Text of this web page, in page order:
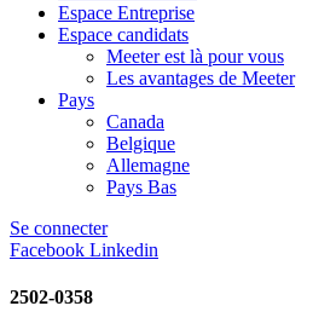
Espace Entreprise
Espace candidats
Meeter est là pour vous
Les avantages de Meeter
Pays
Canada
Belgique
Allemagne
Pays Bas
Se connecter
Facebook Linkedin
2502-0358